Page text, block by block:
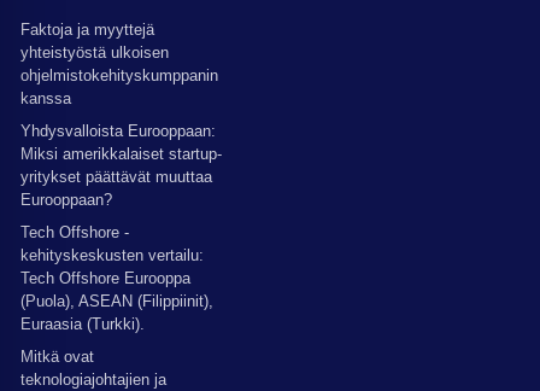
Faktoja ja myyttejä
yhteistyöstä ulkoisen
ohjelmistokehityskumppanin
kanssa
Yhdysvalloista Eurooppaan:
Miksi amerikkalaiset startup-
yritykset päättävät muuttaa
Eurooppaan?
Tech Offshore -
kehityskeskusten vertailu:
Tech Offshore Eurooppa
(Puola), ASEAN (Filippiinit),
Euraasia (Turkki).
Mitkä ovat
teknologiajohtajien ja